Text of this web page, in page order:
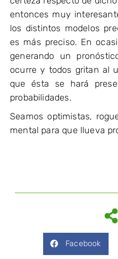
entonces muy
los distintos modelos
es más preciso. En
generando un
ocurre y todos gritan al
que ésta se hará
probabilidades.
Seamos optimistas,
mental para que llueva
Facebook